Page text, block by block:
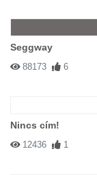
Seggway
88173 6
Nincs cím!
12436 1